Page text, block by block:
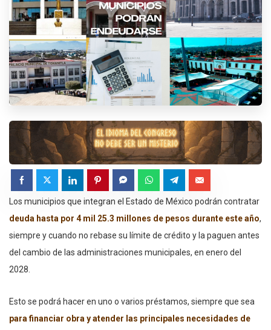
Los municipios que integran el Estado de México podrán contratar
deuda hasta por 4 mil 25.3 millones de pesos durante este año,
siempre y cuando no rebase su límite de crédito y la paguen antes
del cambio de las administraciones municipales, en enero del
2028.
Esto se podrá hacer en uno o varios préstamos, siempre que sea
para financiar obra y atender las principales necesidades de